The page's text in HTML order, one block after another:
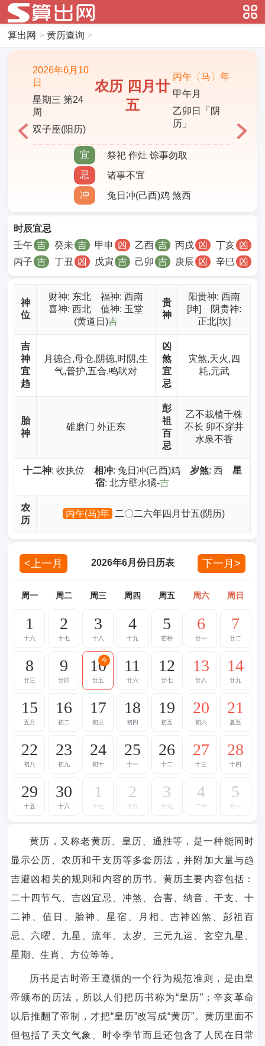
算出网 > 黄历查询 >
2026年6月10
日
星期三 第24
周
双子座(阳历)
农历 四月廿
五
丙午〔马〕年
甲午月
乙卯日「阴
历」
宜
祭祀 作灶 馀事勿取
忌
诸事不宜
冲
兔日冲(己酉)鸡 煞西
时辰宜忌
丙子 吉 丁丑 凶 戊寅 吉 己卯 吉 庚辰 凶 辛巳 凶
壬午 吉 癸未 吉 甲申 凶 乙酉 吉 丙戌 凶 丁亥 凶
神
位
财神: 东北 福神: 西南
喜神: 西北 值神: 玉堂
(黄道日)吉
贵
神
阳贵神: 西南
[坤] 阴贵神:
正北[坎]
吉
神
宜
趋
月德合,母仓,阴德,时阴,生
气,普护,五合,鸣吠对
凶
煞
宜
忌
灾煞,天火,四
耗,元武
胎
神
碓磨门 外正东
彭
祖
百
忌
乙不栽植千株
不长 卯不穿井
水泉不香
十二神: 收执位 相冲: 兔日冲(己酉)鸡 岁煞: 西 星
宿: 北方壁水獝-吉
农
历
丙午(马)年 二〇二六年四月廿五(阴历)
<上一月 2026年6月份日历表 下一月>
周一 周二 周三 周四 周五 周六 周日
1
十六
2
十七
3
十八
4
十九
5
芒种
6
廿一
7
廿二
8
廿三
9
廿四
10
廿五
今 11
廿六
12
廿七
13
廿八
14
廿九
15
五月
16
初二
17
初三
18
初四
19
初五
20
初六
21
夏至
22
初八
23
初九
24
初十
25
十一
26
十二
27
十三
28
十四
29
十五
30
十六
1
十七
2
十八
3
十九
4
二十
5
廿一
黄历，又称老黄历、皇历、通胜等，是一种能同时
显示公历、农历和干支历等多套历法，并附加大量与趋
吉避凶相关的规则和内容的历书。黄历主要内容包括：
二十四节气、吉凶宜忌、冲煞、合害、纳音、干支、十
二神、值日、胎神、星宿、月相、吉神凶煞、彭祖百
忌、六曜、九星、流年、太岁、三元九运、玄空九星、
星期、生肖、方位等等。
历书是古时帝王遵循的一个行为规范准则，是由皇
帝颁布的历法，所以人们把历书称为“皇历”；辛亥革命
以后推翻了帝制，才把“皇历”改写成“黄历”。黄历里面不
但包括了天文气象、时令季节而且还包含了人民在日常